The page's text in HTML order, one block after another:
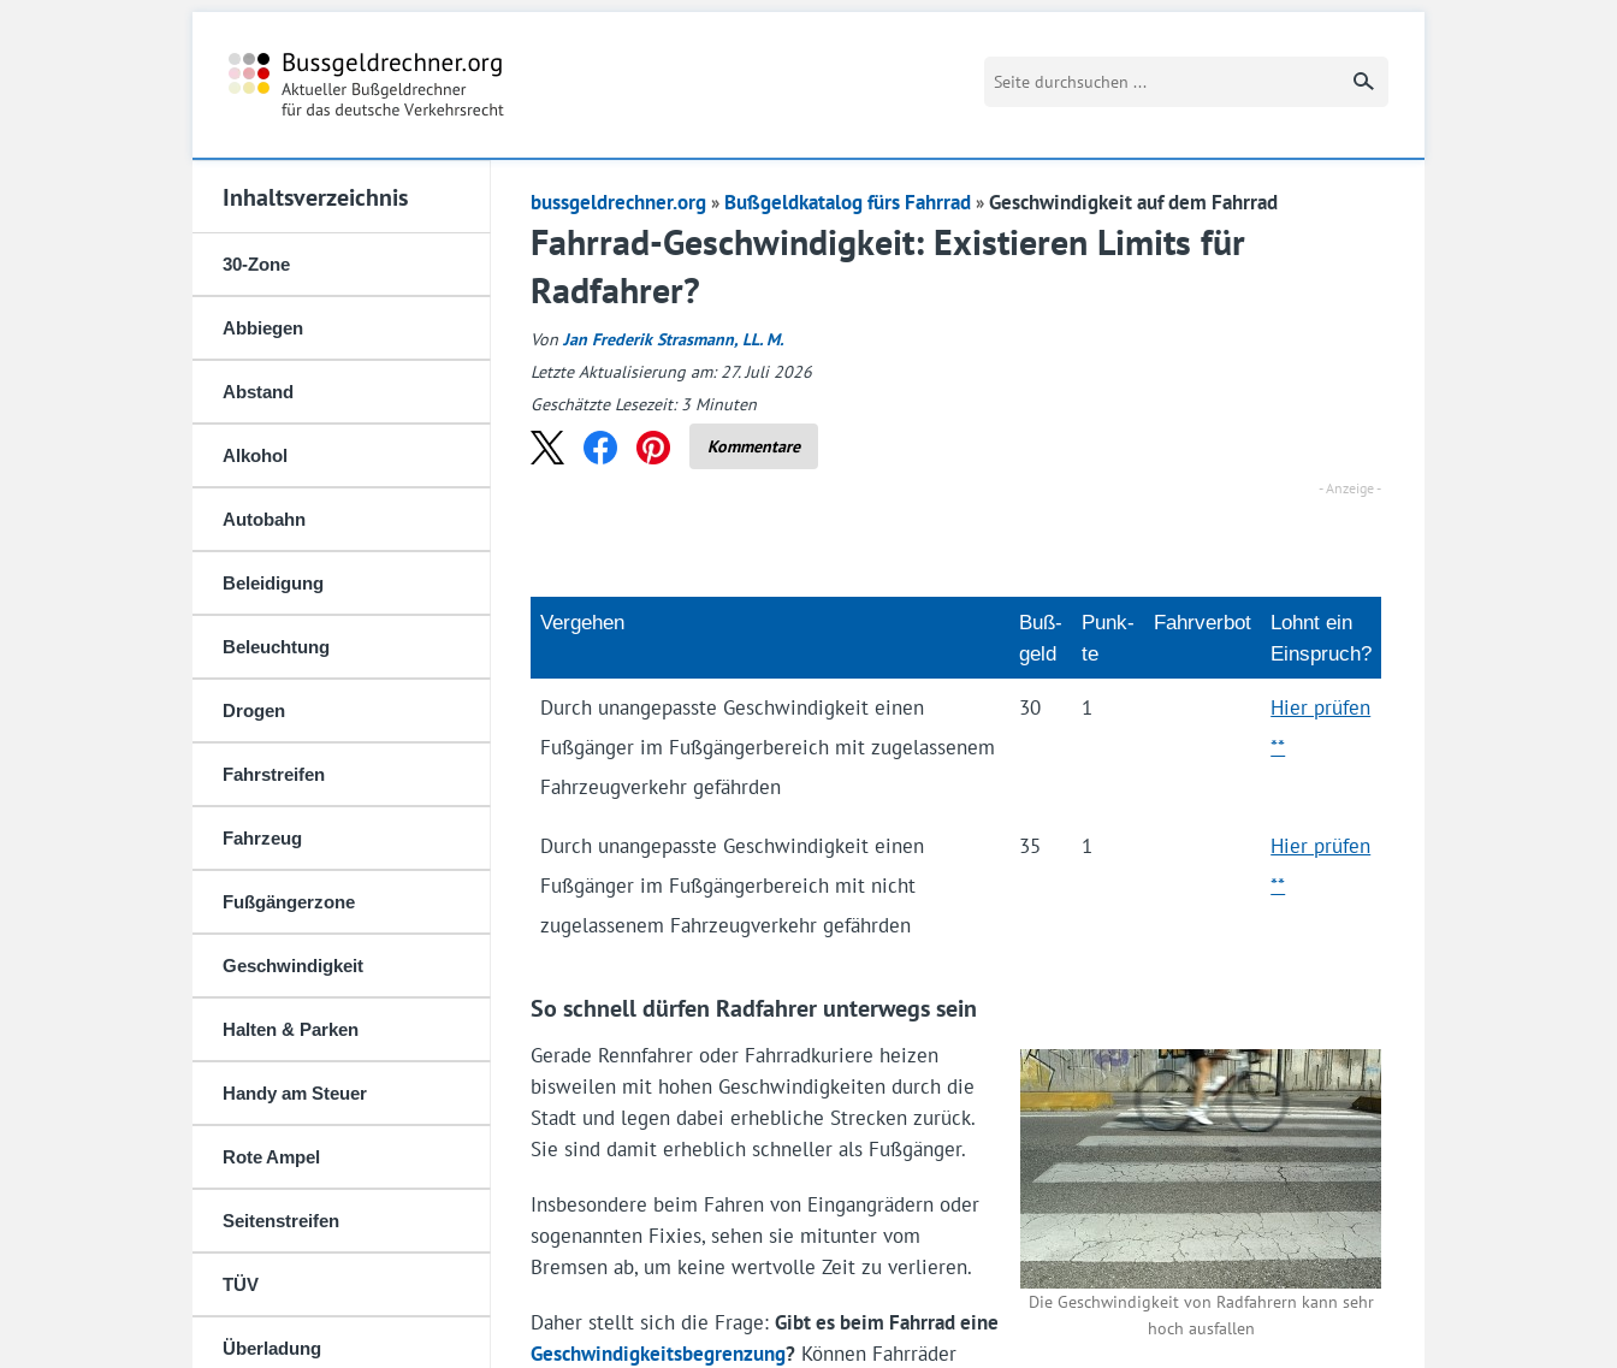
Suchbegriff eingeben
Inhaltsverzeichnis
30-Zone
Abbiegen
Abstand
Alkohol
Autobahn
Beleidigung
Beleuchtung
Drogen
Fahrstreifen
Fahrzeug
Fußgängerzone
Geschwindigkeit
Halten & Parken
Handy am Steuer
Rote Ampel
Seitenstreifen
TÜV
Überladung
bussgeldrechner.org Bußgeldkatalog fürs Fahrrad Geschwindigkeit auf dem Fahrrad
Fahrrad-Geschwindigkeit: Existieren Limits für
Radfahrer?
Von Jan Frederik Strasmann, LL. M.
Letzte Aktualisierung am: 27. Juli 2026
Geschätzte Lesezeit:3 Minuten
Kommentare
Vergehen
Buß­
geld
Punk­
te
Fahrverbot
Lohnt ein
Einspruch?
Durch unangepasste Geschwindigkeit einen
Fußgänger im Fußgängerbereich mit zugelassenem
Fahrzeugverkehr gefährden
30 1
Hier prüfen
**
Durch unangepasste Geschwindigkeit einen
Fußgänger im Fußgängerbereich mit nicht
zugelassenem Fahrzeugverkehr gefährden
35 1
Hier prüfen
**
So schnell dürfen Radfahrer unterwegs sein
Die Geschwindigkeit von Radfahrern kann sehr
hoch ausfallen
Gerade Rennfahrer oder Fahrradkuriere heizen
bisweilen mit hohen Geschwindigkeiten durch die
Stadt und legen dabei erhebliche Strecken zurück.
Sie sind damit erheblich schneller als Fußgänger.
Insbesondere beim Fahren von Eingangrädern oder
sogenannten Fixies, sehen sie mitunter vom
Bremsen ab, um keine wertvolle Zeit zu verlieren.
Daher stellt sich die Frage: Gibt es beim Fahrrad eine
Geschwindigkeitsbegrenzung?Können Fahrräder